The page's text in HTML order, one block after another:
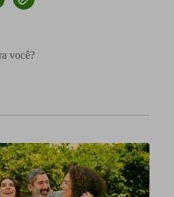
você?